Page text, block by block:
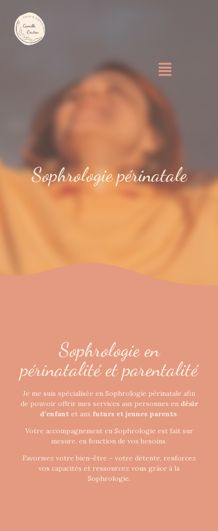
Sophrologie périnatale
Sophrologie en
périnatalité et parentalité
Je me suis spécialisée en Sophrologie périnatale afin
de pouvoir offrir mes services aux personnes en désir
d’enfant et aux futurs et jeunes parents.
Votre accompagnement en Sophrologie est fait sur
mesure, en fonction de vos besoins.
Favorisez votre bien-être – votre détente, renforcez
vos capacités et ressourcez vous grâce à la
Sophrologie.